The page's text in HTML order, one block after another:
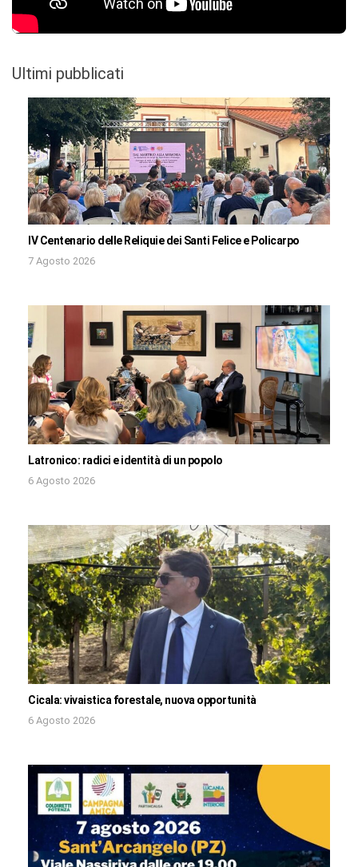
Ultimi pubblicati
IV Centenario delle Reliquie dei Santi Felice e Policarpo
7 Agosto 2026
Latronico: radici e identità di un popolo
6 Agosto 2026
Cicala: vivaistica forestale, nuova opportunità
6 Agosto 2026